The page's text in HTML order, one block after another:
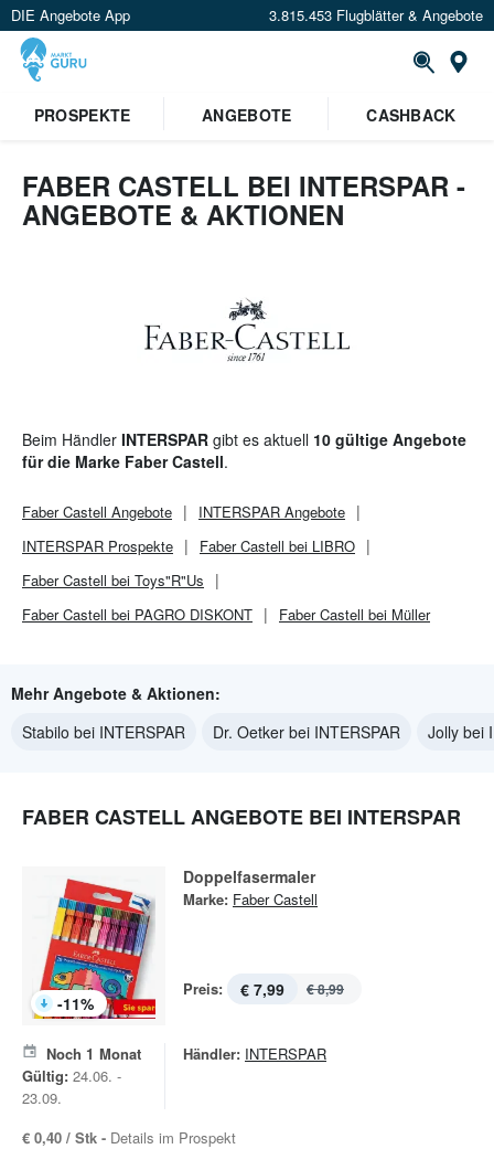
DIE Angebote App 3.815.453 Flugblätter & Angebote
Standort festlegen
PROSPEKTE ANGEBOTE CASHBACK
FABER CASTELL BEI INTERSPAR -
ANGEBOTE & AKTIONEN
Beim Händler INTERSPAR gibt es aktuell 10 gültige Angebote
für die Marke Faber Castell.
Faber Castell Angebote INTERSPAR Angebote
INTERSPAR Prospekte
Faber Castell bei LIBRO
Faber Castell bei Toys"R"Us
Faber Castell bei PAGRO DISKONT
Faber Castell bei Müller
Mehr Angebote & Aktionen:
Stabilo bei INTERSPAR
Dr. Oetker bei INTERSPAR Jolly bei
FABER CASTELL ANGEBOTE BEI INTERSPAR
-11%
Doppelfasermaler
Marke: Faber Castell
Preis: € 7,99 € 8,99
Noch 1 Monat
Gültig: 24.06. -
23.09.
Händler: INTERSPAR
€ 0,40 / Stk - Details im Prospekt